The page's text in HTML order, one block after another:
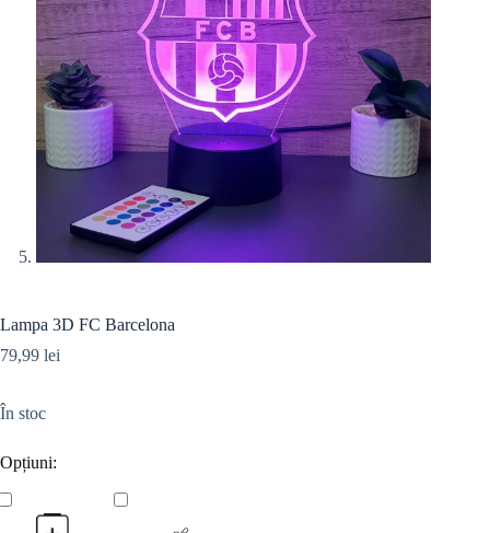
Lampa 3D FC Barcelona
79,99 lei
În stoc
Opțiuni: